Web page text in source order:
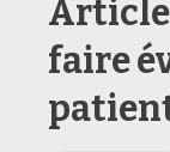
Article
faire